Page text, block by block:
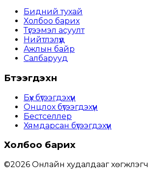
Бидний тухай
Холбоо барих
Түгээмэл асуулт
Нийтлэлүүд
Ажлын байр
Салбарууд
Бүтээгдэхүүн
Бүх бүтээгдэхүүн
Онцлох бүтээгдэхүүн
Бестселлер
Хямдарсан бүтээгдэхүүн
Холбоо барих
©2026 Онлайн худалдааг хөгжүүлэгч